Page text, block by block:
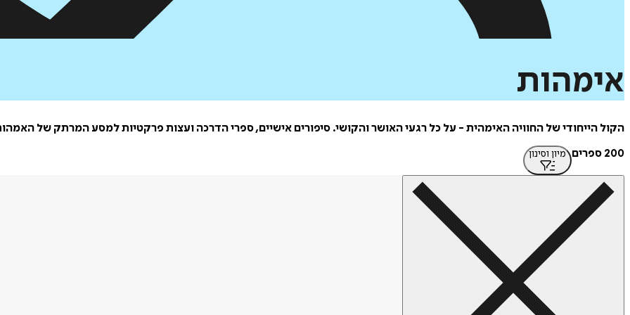
אימהות
הקול הייחודי של החוויה האימהית - על כל רגעי האושר והקושי. סיפורים אישיים, ספרי הדרכה ועצות פרקטיות למסע המרתק של
200 ספרים
מיון וסינון